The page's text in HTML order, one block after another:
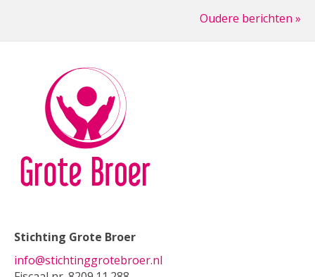
Oudere berichten »
Stichting Grote Broer
info@stichtinggrotebroer.nl